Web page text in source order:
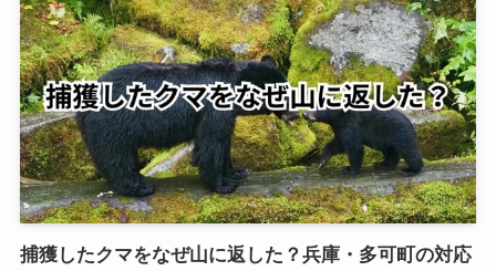
捕獲したクマをなぜ山に返した？兵庫・多可町の対応